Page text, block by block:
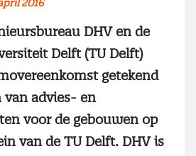
2016
DHV en de
Delft (TU Delft)
getekend
van advies- en
voor de gebouwen op
van de TU Delft. DHV is